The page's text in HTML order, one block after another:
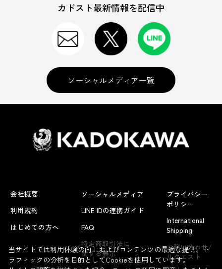
よくあるお問い合わせ
カドスト最新情報を配信中
ソーシャルメディア一覧
会社概要
利用規約
はじめての方へ
ソーシャルメディア
LINE IDの連携ガイド
FAQ
特定商取引法に
関する表示
プライバシー
ポリシー
International
Shipping
お問い合わせ/
リクエスト
当サイトでは利用体験の向上およびコンテンツの最適な提供、ト
ラフィックの分析を目的としてCookieを使用しています。